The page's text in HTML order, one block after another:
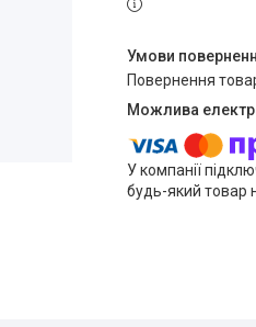
повернення
У компанії
будь-який товар